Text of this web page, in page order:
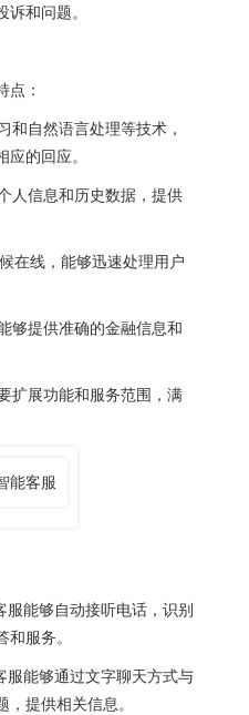
和问题。
：
自然语言处理等技术，
的回应。
信息和历史数据，提供
线，能够迅速处理用户
提供准确的金融信息和
展功能和服务范围，满
能够自动接听电话，识别
服务。
能够通过文字聊天方式与
提供相关信息。